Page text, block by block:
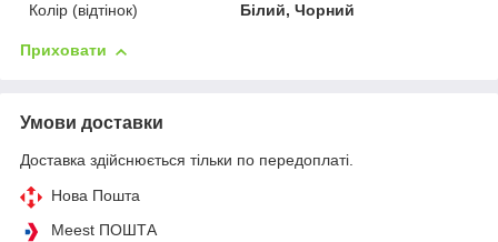
Колір (відтінок)
Білий, Чорний
Приховати
Умови доставки
Доставка здійснюється тільки по передоплаті.
Нова Пошта
Meest ПОШТА